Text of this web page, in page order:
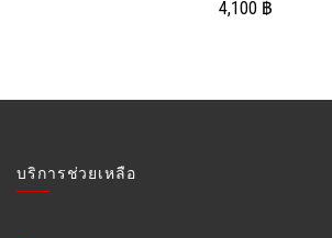
4,100 ฿
บริการช่วยเหลือ